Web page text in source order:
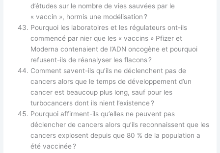
d’études sur le nombre de vies sauvées par le
« vaccin », hormis une modélisation ?
Pourquoi les laboratoires et les régulateurs ont-ils
commencé par nier que les « vaccins » Pfizer et
Moderna contenaient de l’ADN oncogène et pourquoi
refusent-ils de réanalyser les flacons ?
Comment savent-ils qu’ils ne déclenchent pas de
cancers alors que le temps de développement d’un
cancer est beaucoup plus long, sauf pour les
turbocancers dont ils nient l’existence ?
Pourquoi affirment-ils qu’elles ne peuvent pas
déclencher de cancers alors qu’ils reconnaissent que les
cancers explosent depuis que 80 % de la population a
été vaccinée ?